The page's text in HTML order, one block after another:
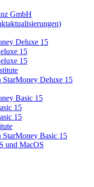
GmbH
Deluxe 15
15
15
Deluxe 15
Basic 15
15
15
Basic 15
und MacOS